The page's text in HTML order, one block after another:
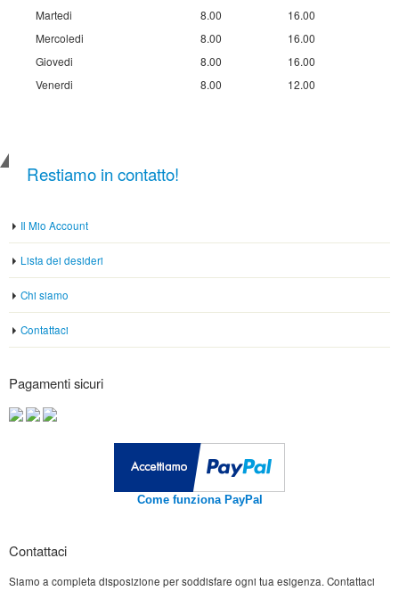
Martedi
8.00
16.00
Mercoledi
8.00
16.00
Giovedi
8.00
16.00
Venerdi
8.00 12.00
Restiamo in contatto!
Il Mio Account
Lista dei desideri
Chi siamo
Contattaci
Pagamenti sicuri
Come funziona PayPal
Contattaci
Siamo a completa disposizione per soddisfare ogni tua esigenza. Contattaci